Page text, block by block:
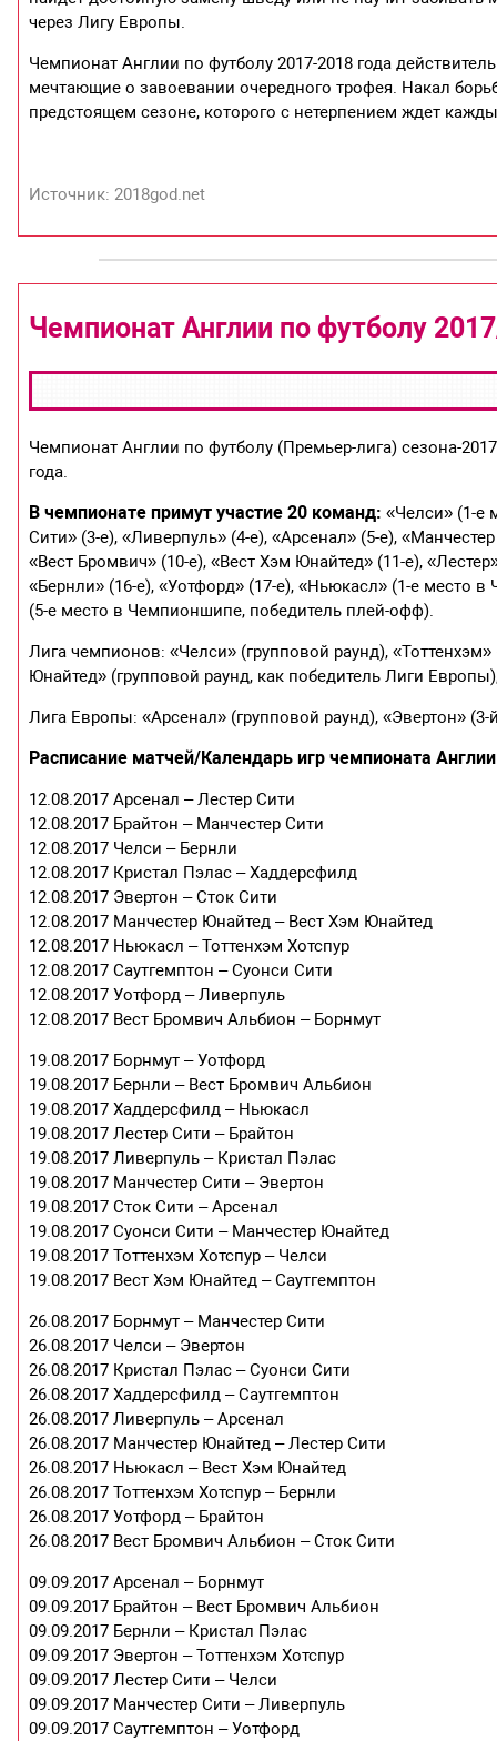
через Лигу Европы.
Чемпионат Англии по футболу 2017-2018 года
мечтающие о завоевании очередного трофея. Накал
предстоящем сезоне, которого с нетерпением ждет
Источник: 2018god.net
Чемпионат Англии по футболу
Чемпионат Англии по футболу (Премьер-лига) сезона-
года.
В чемпионате примут участие 20 команд: «Челси» (1-е
Сити» (3-е), «Ливерпуль» (4-е), «Арсенал» (5-е),
«Вест Бромвич» (10-е), «Вест Хэм Юнайтед» (11-е),
«Бернли» (16-е), «Уотфорд» (17-е), «Ньюкасл» (1-е
(5-е место в Чемпионшипе, победитель плей-офф).
Лига чемпионов: «Челси» (групповой раунд),
Юнайтед» (групповой раунд, как победитель Лиги
Лига Европы: «Арсенал» (групповой раунд), «Эвертон»
Расписание матчей/Календарь игр чемпионата
12.08.2017 Арсенал – Лестер Сити
12.08.2017 Брайтон – Манчестер Сити
12.08.2017 Челси – Бернли
12.08.2017 Кристал Пэлас – Хаддерсфилд
12.08.2017 Эвертон – Сток Сити
12.08.2017 Манчестер Юнайтед – Вест Хэм Юнайтед
12.08.2017 Ньюкасл – Тоттенхэм Хотспур
12.08.2017 Саутгемптон – Суонси Сити
12.08.2017 Уотфорд – Ливерпуль
12.08.2017 Вест Бромвич Альбион – Борнмут
19.08.2017 Борнмут – Уотфорд
19.08.2017 Бернли – Вест Бромвич Альбион
19.08.2017 Хаддерсфилд – Ньюкасл
19.08.2017 Лестер Сити – Брайтон
19.08.2017 Ливерпуль – Кристал Пэлас
19.08.2017 Манчестер Сити – Эвертон
19.08.2017 Сток Сити – Арсенал
19.08.2017 Суонси Сити – Манчестер Юнайтед
19.08.2017 Тоттенхэм Хотспур – Челси
19.08.2017 Вест Хэм Юнайтед – Саутгемптон
26.08.2017 Борнмут – Манчестер Сити
26.08.2017 Челси – Эвертон
26.08.2017 Кристал Пэлас – Суонси Сити
26.08.2017 Хаддерсфилд – Саутгемптон
26.08.2017 Ливерпуль – Арсенал
26.08.2017 Манчестер Юнайтед – Лестер Сити
26.08.2017 Ньюкасл – Вест Хэм Юнайтед
26.08.2017 Тоттенхэм Хотспур – Бернли
26.08.2017 Уотфорд – Брайтон
26.08.2017 Вест Бромвич Альбион – Сток Сити
09.09.2017 Арсенал – Борнмут
09.09.2017 Брайтон – Вест Бромвич Альбион
09.09.2017 Бернли – Кристал Пэлас
09.09.2017 Эвертон – Тоттенхэм Хотспур
09.09.2017 Лестер Сити – Челси
09.09.2017 Манчестер Сити – Ливерпуль
09.09.2017 Саутгемптон – Уотфорд